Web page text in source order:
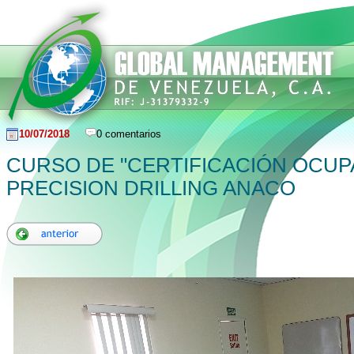
10/07/2018 0 comentarios
CURSO DE "CERTIFICACIÓN
PRECISION DRILLING ANACO